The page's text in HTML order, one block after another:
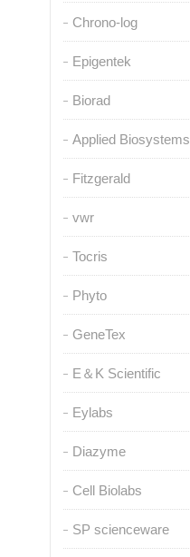
Chrono-log
Epigentek
Biorad
Applied Biosystems
Fitzgerald
vwr
Tocris
Phyto
GeneTex
E＆K Scientific
Eylabs
Diazyme
Cell Biolabs
SP scienceware